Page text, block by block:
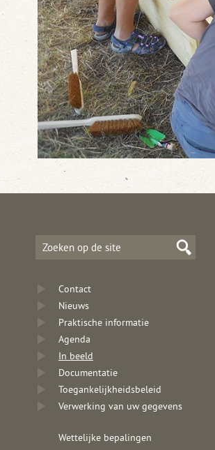
Contact
Nieuws
Praktische informatie
Agenda
In beeld
Documentatie
Toegankelijkheidsbeleid
Verwerking van uw gegevens
Wettelijke bepalingen